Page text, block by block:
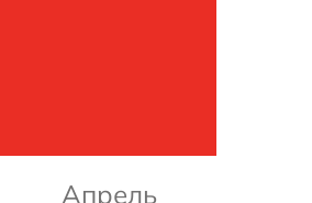
Апрель